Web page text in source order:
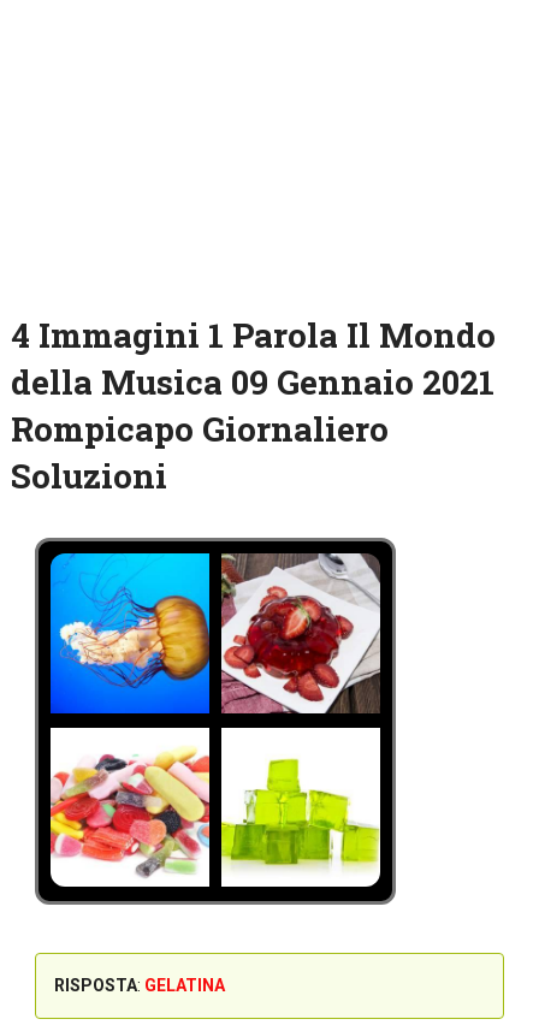
4 Immagini 1 Parola Il Mondo
della Musica 09 Gennaio 2021
Rompicapo Giornaliero
Soluzioni
RISPOSTA: GELATINA